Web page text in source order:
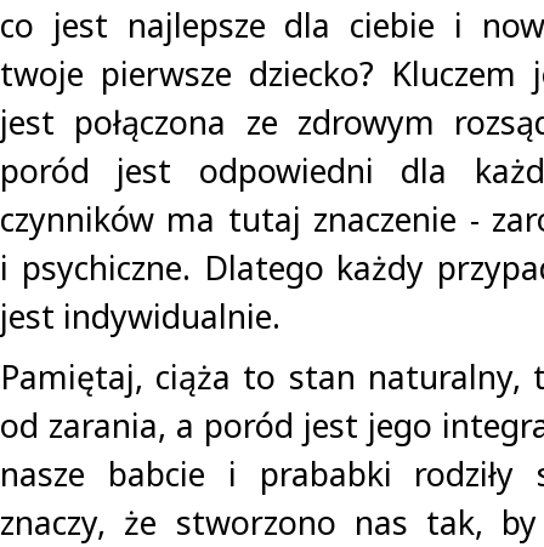
co jest najlepsze dla ciebie i
twoje pierwsze dziecko?
jest połączona ze zdrowym
poród jest odpowiedni dla
czynników ma tutaj znaczenie -
i psychiczne. Dlatego każdy
jest indywidualnie.
Pamiętaj, ciąża to stan naturalny,
od zarania, a poród jest jego
nasze babcie i prababki rodziły
znaczy, że stworzono nas tak,